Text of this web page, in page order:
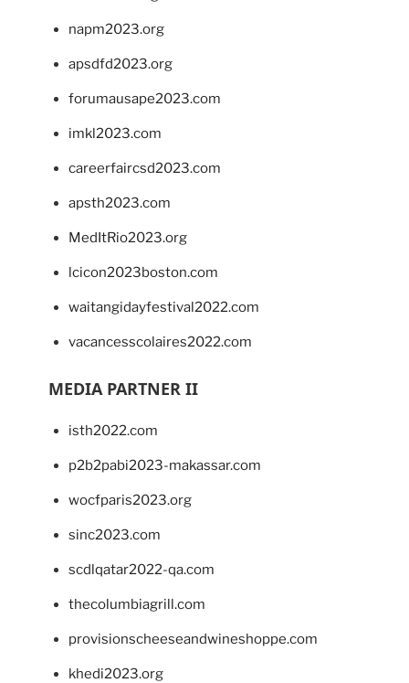
napm2023.org
apsdfd2023.org
forumausape2023.com
imkl2023.com
careerfaircsd2023.com
apsth2023.com
MedItRio2023.org
lcicon2023boston.com
waitangidayfestival2022.com
vacancesscolaires2022.com
MEDIA PARTNER II
isth2022.com
p2b2pabi2023-makassar.com
wocfparis2023.org
sinc2023.com
scdlqatar2022-qa.com
thecolumbiagrill.com
provisionscheeseandwineshoppe.com
khedi2023.org